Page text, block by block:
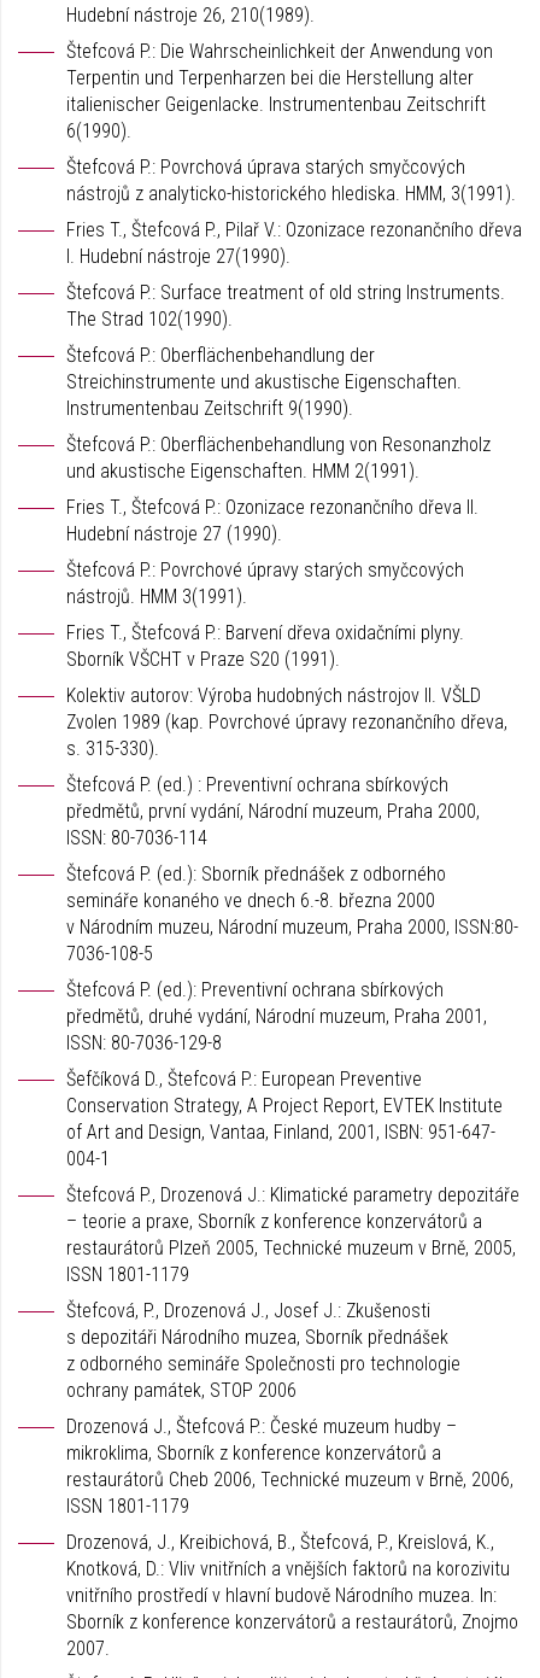
Hudební nástroje 26, 210(1989).
Štefcová P.: Die Wahrscheinlichkeit der Anwendung von
Terpentin und Terpenharzen bei die Herstellung alter
italienischer Geigenlacke. Instrumentenbau Zeitschrift
6(1990).
Štefcová P.: Povrchová úprava starých smyčcových
nástrojů z analyticko-historického hlediska. HMM, 3(1991).
Fries T., Štefcová P., Pilař V.: Ozonizace rezonančního dřeva
I. Hudební nástroje 27(1990).
Štefcová P.: Surface treatment of old string Instruments.
The Strad 102(1990).
Štefcová P.: Oberflächenbehandlung der
Streichinstrumente und akustische Eigenschaften.
Instrumentenbau Zeitschrift 9(1990).
Štefcová P.: Oberflächenbehandlung von Resonanzholz
und akustische Eigenschaften. HMM 2(1991).
Fries T., Štefcová P.: Ozonizace rezonančního dřeva II.
Hudební nástroje 27 (1990).
Štefcová P.: Povrchové úpravy starých smyčcových
nástrojů. HMM 3(1991).
Fries T., Štefcová P.: Barvení dřeva oxidačními plyny.
Sborník VŠCHT v Praze S20 (1991).
Kolektiv autorov: Výroba hudobných nástrojov II. VŠLD
Zvolen 1989 (kap. Povrchové úpravy rezonančního dřeva,
s. 315-330).
Štefcová P. (ed.) : Preventivní ochrana sbírkových
předmětů, první vydání, Národní muzeum, Praha 2000,
ISSN: 80-7036-114
Štefcová P. (ed.): Sborník přednášek z odborného
semináře konaného ve dnech 6.-8. března 2000
v Národním muzeu, Národní muzeum, Praha 2000, ISSN:80-
7036-108-5
Štefcová P. (ed.): Preventivní ochrana sbírkových
předmětů, druhé vydání, Národní muzeum, Praha 2001,
ISSN: 80-7036-129-8
Šefčíková D., Štefcová P.: European Preventive
Conservation Strategy, A Project Report, EVTEK Institute
of Art and Design, Vantaa, Finland, 2001, ISBN: 951-647-
004-1
Štefcová P., Drozenová J.: Klimatické parametry depozitáře
– teorie a praxe, Sborník z konference konzervátorů a
restaurátorů Plzeň 2005, Technické muzeum v Brně, 2005,
ISSN 1801-1179
Štefcová, P., Drozenová J., Josef J.: Zkušenosti
s depozitáři Národního muzea, Sborník přednášek
z odborného semináře Společnosti pro technologie
ochrany památek, STOP 2006
Drozenová J., Štefcová P.: České muzeum hudby –
mikroklima, Sborník z konference konzervátorů a
restaurátorů Cheb 2006, Technické muzeum v Brně, 2006,
ISSN 1801-1179
Drozenová, J., Kreibichová, B., Štefcová, P., Kreislová, K.,
Knotková, D.: Vliv vnitřních a vnějších faktorů na korozivitu
vnitřního prostředí v hlavní budově Národního muzea. In:
Sborník z konference konzervátorů a restaurátorů, Znojmo
2007.